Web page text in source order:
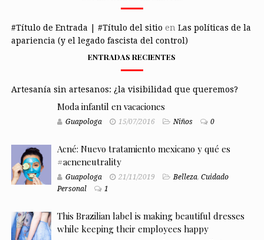
#Título de Entrada | #Título del sitio en Las políticas de la
apariencia (y el legado fascista del control)
ENTRADAS RECIENTES
Artesanía sin artesanos: ¿la visibilidad que queremos?
Moda infantil en vacaciones
Guapologa 15/07/2016 Niños 0
Acné: Nuevo tratamiento mexicano y qué es
#acneneutrality
Guapologa 21/11/2019 Belleza, Cuidado
Personal
1
This Brazilian label is making beautiful dresses
while keeping their employees happy